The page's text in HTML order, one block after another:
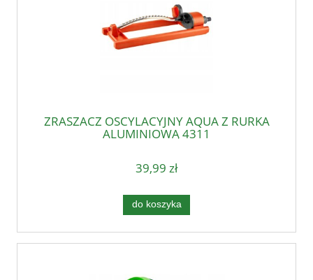
ZRASZACZ OSCYLACYJNY AQUA Z RURKA
ALUMINIOWĄ 4311
39,99 zł
do koszyka